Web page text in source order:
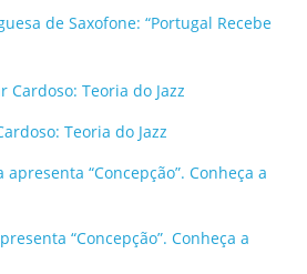
de Saxofone: “Portugal Recebe
Teoria do Jazz
“Concepção”. Conheça a